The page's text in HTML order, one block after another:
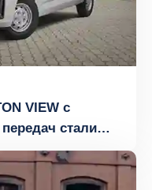
VIEW с
стали
российском
продаж